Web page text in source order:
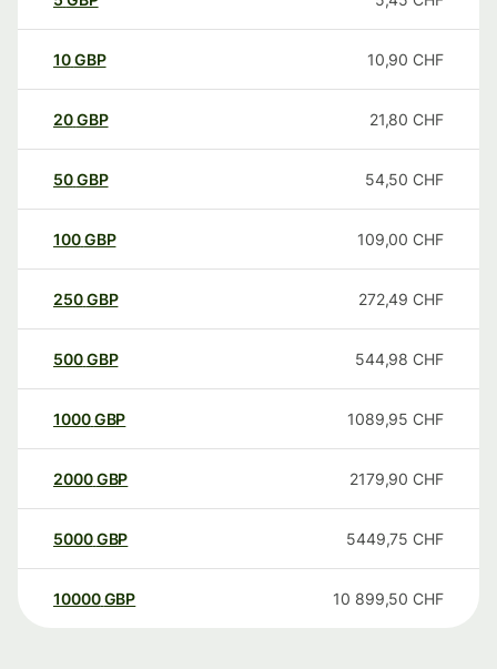
10GBP 10,90 CHF
20GBP 21,80 CHF
50GBP 54,50 CHF
100GBP 109,00 CHF
250GBP 272,49 CHF
500GBP 544,98 CHF
1000GBP 1089,95 CHF
2000GBP 2179,90 CHF
5000GBP 5449,75 CHF
10000 GBP 10 899,50 CHF